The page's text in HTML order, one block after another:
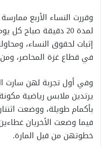
وقررت النساء الأربع
لمدة 20 دقيقة
إثبات لحقوق النساء،
في قطاع غزة المحاصر،
وفي أول تجربة لهن سارت
يرتدين ملابس رياضية
بأكمام طويلة، ووضعت
فيما وضعت الأخريان
خطوتهن من قبل المارة.